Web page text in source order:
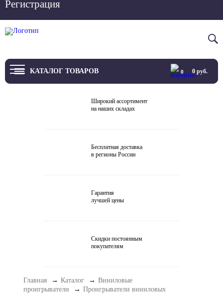
Регистрация
Вход
КАТАЛОГ ТОВАРОВ
Виниловые проигрыватели
Домашние кинотеатры
Портативный Hi-Fi
0 0руб.
Широкий ассортимент
на наших складах
Бесплатная доставка
в регионы России
Гарантия
лучшей цены
Скидки постоянным
покупателям
Главная Каталог
Виниловые
проигрыватели
Проигрыватели виниловых